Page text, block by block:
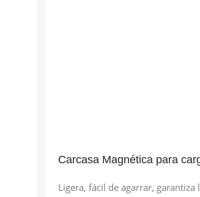
Carcasa Magnética para
Ligera, fácil de agarrar,